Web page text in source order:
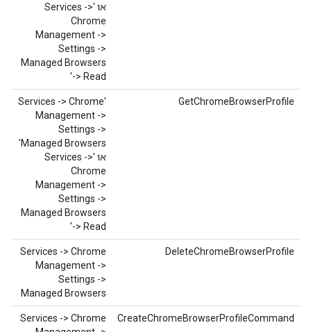
או 'Services ->
Chrome
Management ->
Settings ->
Managed Browsers
-> Read'
GetChromeBrowserProfile
‫'Services -> Chrome
Management ->
Settings ->
Managed Browsers'
או 'Services ->
Chrome
Management ->
Settings ->
Managed Browsers
-> Read'
DeleteChromeBrowserProfile
‫Services -> Chrome
Management ->
Settings ->
Managed Browsers
CreateChromeBrowserProfileCommand
‫Services -> Chrome